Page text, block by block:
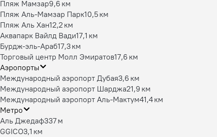
Пляж Мамзар9,6 км
Пляж Аль-Мамзар Парк10,5 км
Пляж Аль Хан12,2 км
Аквапарк Вайлд Вади17,1 км
Бурдж-эль-Араб17,3 км
Торговый центр Молл Эмиратов17,6 км
Аэропорты
Международный аэропорт Дубая3,6 км
Международный аэропорт Шарджа21,9 км
Международный аэропорт Аль-Мактум41,4 км
Метро
Аль Джедаф337 м
GGICO3,1 км